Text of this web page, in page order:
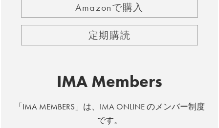
Amazonで購入
定期購読
IMA Members
「IMA MEMBERS」は、IMA ONLINE のメンバー制度
です。